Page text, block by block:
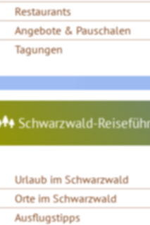
Restaurants
Angebote & Pauschalen
Tagungen
Schwarzwald-
Urlaub im Schwarzwald
Orte im Schwarzwald
Ausflugstipps